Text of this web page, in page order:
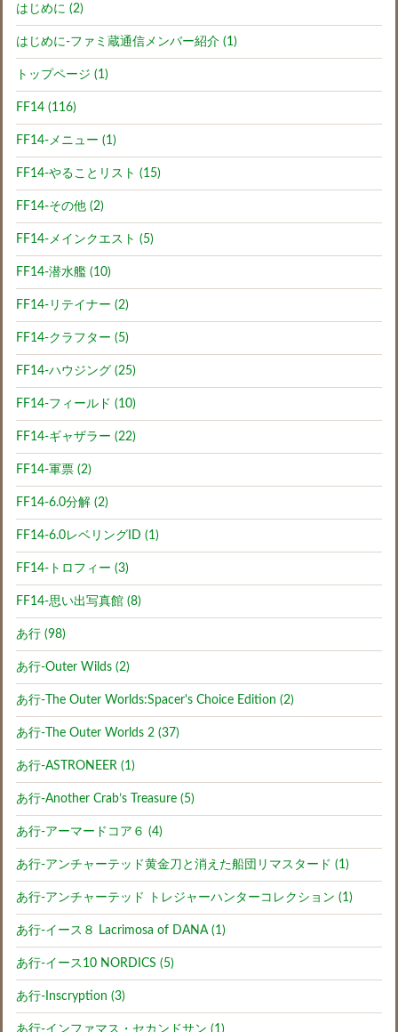
はじめに (2)
はじめに-ファミ蔵通信メンバー紹介 (1)
トップページ (1)
FF14 (116)
FF14-メニュー (1)
FF14-やることリスト (15)
FF14-その他 (2)
FF14-メインクエスト (5)
FF14-潜水艦 (10)
FF14-リテイナー (2)
FF14-クラフター (5)
FF14-ハウジング (25)
FF14-フィールド (10)
FF14-ギャザラー (22)
FF14-軍票 (2)
FF14-6.0分解 (2)
FF14-6.0レベリングID (1)
FF14-トロフィー (3)
FF14-思い出写真館 (8)
あ行 (98)
あ行-Outer Wilds (2)
あ行-The Outer Worlds:Spacer's Choice Edition (2)
あ行-The Outer Worlds 2 (37)
あ行-ASTRONEER (1)
あ行-Another Crab’s Treasure (5)
あ行-アーマードコア６ (4)
あ行-アンチャーテッド黄金刀と消えた船団リマスタード (1)
あ行-アンチャーテッド トレジャーハンターコレクション (1)
あ行-イース８ Lacrimosa of DANA (1)
あ行-イース10 NORDICS (5)
あ行-Inscryption (3)